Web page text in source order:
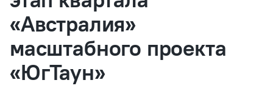
«Австралия»
масштабного проекта
«ЮгТаун»